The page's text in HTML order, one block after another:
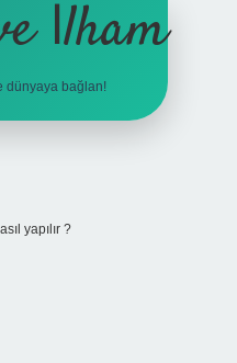
İlham
dünyaya bağlan!
yapılır ?